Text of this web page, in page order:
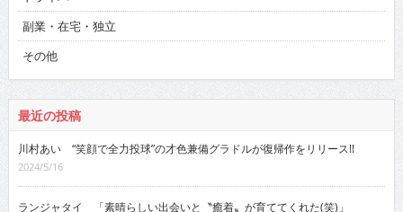
副業・在宅・独立
その他
最近の投稿
川村あい “笑顔で全力投球”の才色兼備グラドルが復帰作をリリース!!
2024/5/16
ランジャタイ 「素晴らしい出会いと〝癒着〟が育ててくれた(笑)」